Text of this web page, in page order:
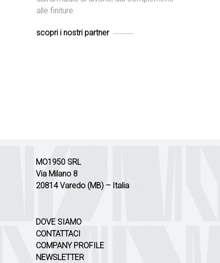
alle finiture.
scopri i nostri partner
MO1950 SRL
Via Milano 8
20814 Varedo (MB) – Italia
DOVE SIAMO
CONTATTACI
COMPANY PROFILE
NEWSLETTER